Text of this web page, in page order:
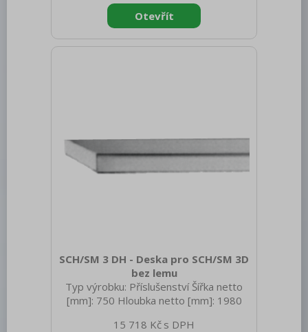
Doplňující informace: Dřez-sink-couler-
Waschbecken (300x400x165 mm)
SCH/SM 3 DH - Deska pro SCH/SM 3D
bez lemu
Typ výrobku: Příslušenství Šířka netto
[mm]: 750 Hloubka netto [mm]: 1980
[kg]: 10.00 Šířka brutto [mm]: 750
15 718 Kč